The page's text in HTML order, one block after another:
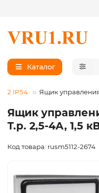
Каталог
IP54 Ящик
Ящик
Т.р. 2,5-4А, 1,5
Код товара: rusm5112-2674